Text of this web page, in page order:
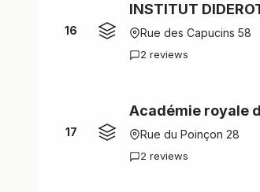
16
INSTITUT
Rue des Capucins 58
2 reviews
17
Académie royale
Rue du Poinçon 28
2 reviews